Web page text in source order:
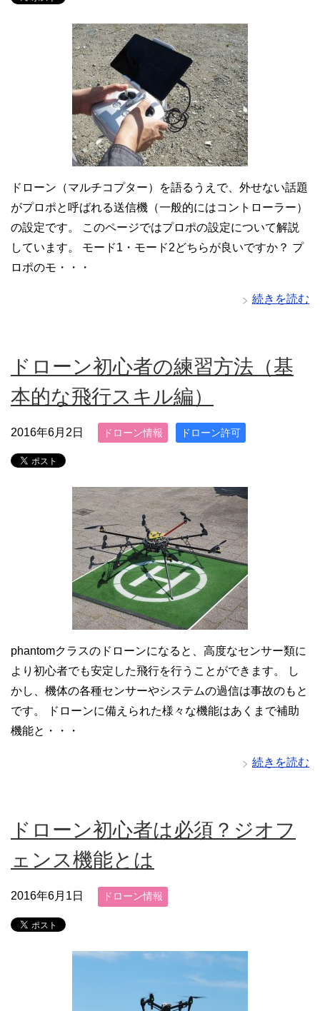
ドローン（マルチコプター）を語るうえで、外せない話題
がプロポと呼ばれる送信機（一般的にはコントローラー）
の設定です。 このページではプロポの設定について解説
しています。 モード1・モード2どちらが良いですか？ プ
ロポのモ・・・
続きを読む
ドローン初心者の練習方法（基
本的な飛行スキル編）
2016年6月2日 ドローン情報 ドローン許可
phantomクラスのドローンになると、高度なセンサー類に
より初心者でも安定した飛行を行うことができます。 し
かし、機体の各種センサーやシステムの過信は事故のもと
です。 ドローンに備えられた様々な機能はあくまで補助
機能と・・・
続きを読む
ドローン初心者は必須？ジオフ
ェンス機能とは
2016年6月1日 ドローン情報